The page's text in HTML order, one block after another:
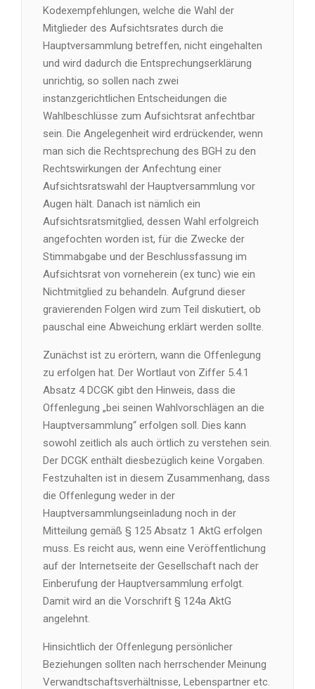
Kodexempfehlungen, welche die Wahl der
Mitglieder des Aufsichtsrates durch die
Hauptversammlung betreffen, nicht eingehalten
und wird dadurch die Entsprechungserklärung
unrichtig, so sollen nach zwei
instanzgerichtlichen Entscheidungen die
Wahlbeschlüsse zum Aufsichtsrat anfechtbar
sein. Die Angelegenheit wird erdrückender, wenn
man sich die Rechtsprechung des BGH zu den
Rechtswirkungen der Anfechtung einer
Aufsichtsratswahl der Hauptversammlung vor
Augen hält. Danach ist nämlich ein
Aufsichtsratsmitglied, dessen Wahl erfolgreich
angefochten worden ist, für die Zwecke der
Stimmabgabe und der Beschlussfassung im
Aufsichtsrat von vorneherein (ex tunc) wie ein
Nichtmitglied zu behandeln. Aufgrund dieser
gravierenden Folgen wird zum Teil diskutiert, ob
pauschal eine Abweichung erklärt werden sollte.
Zunächst ist zu erörtern, wann die Offenlegung
zu erfolgen hat. Der Wortlaut von Ziffer 5.4.1
Absatz 4 DCGK gibt den Hinweis, dass die
Offenlegung „bei seinen Wahlvorschlägen an die
Hauptversammlung“ erfolgen soll. Dies kann
sowohl zeitlich als auch örtlich zu verstehen sein.
Der DCGK enthält diesbezüglich keine Vorgaben.
Festzuhalten ist in diesem Zusammenhang, dass
die Offenlegung weder in der
Hauptversammlungseinladung noch in der
Mitteilung gemäß § 125 Absatz 1 AktG erfolgen
muss. Es reicht aus, wenn eine Veröffentlichung
auf der Internetseite der Gesellschaft nach der
Einberufung der Hauptversammlung erfolgt.
Damit wird an die Vorschrift § 124a AktG
angelehnt.
Hinsichtlich der Offenlegung persönlicher
Beziehungen sollten nach herrschender Meinung
Verwandtschaftsverhältnisse, Lebenspartner etc.